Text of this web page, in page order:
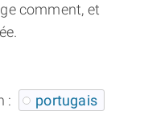
comment, et
: portugais
APPROFONDI